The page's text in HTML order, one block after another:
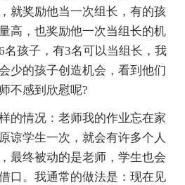
就奖励他当一次组长，有的孩
高，也奖励他一次当组长的机
名孩子，有3名可以当组长，我
少的孩子创造机会，看到他们
不感到欣慰呢?
情况：老师我的作业忘在家
谅学生一次，就会有许多个人
最终被动的是老师，学生也会
口。我通常的做法是：现在见